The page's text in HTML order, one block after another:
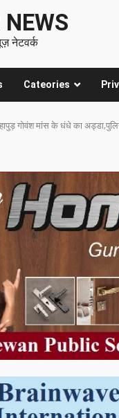
नेटवर्क
Cateories
हापुड़ गोवंश मांस के धंधे का